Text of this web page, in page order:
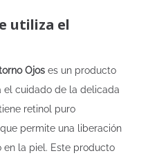
utiliza el
Ojos es un producto
el cuidado de la delicada
retinol puro
permite una liberación
la piel. Este producto